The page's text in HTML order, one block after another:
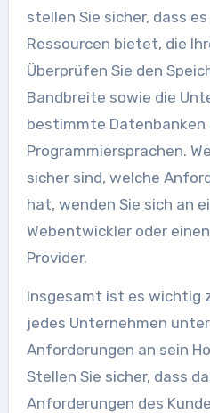
stellen Sie sicher, dass
Ressourcen bietet, die
Überprüfen Sie den
Bandbreite sowie die
bestimmte Datenbanken
Programmiersprachen.
sicher sind, welche
hat, wenden Sie sich an
Webentwickler oder
Provider.
Insgesamt ist es wichtig
jedes Unternehmen
Anforderungen an sein
Stellen Sie sicher, dass
Anforderungen des